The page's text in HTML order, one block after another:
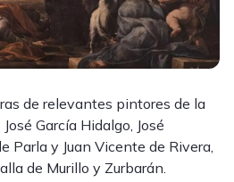
de relevantes pintores de la
García Hidalgo, José
Parla y Juan Vicente de Rivera,
de Murillo y Zurbarán.